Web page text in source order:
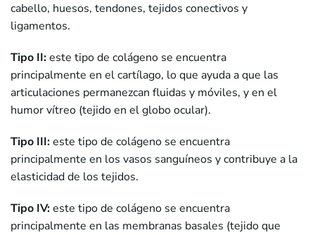
cabello, huesos, tendones, tejidos conectivos y
ligamentos.
Tipo II:este tipo de colágeno se encuentra
principalmente en el cartílago, lo que ayuda a que las
articulaciones permanezcan fluidas y móviles, y en el
humor vítreo (tejido en el globo ocular).
Tipo III:este tipo de colágeno se encuentra
principalmente en los vasos sanguíneos y contribuye a la
elasticidad de los tejidos.
Tipo IV:este tipo de colágeno se encuentra
principalmente en las membranas basales (tejido que